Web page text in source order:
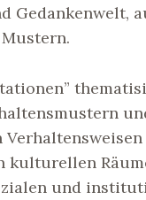
Gedankenwelt,
und